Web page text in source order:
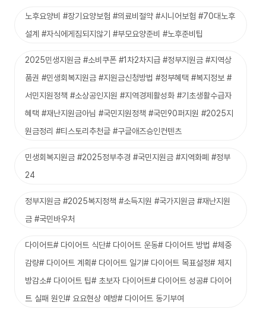
노후요양비 #장기요양보험 #의료비절약 #시니어보험 #70대노후
설계 #자식에게짐되지않기 #부모요양준비 #노후준비팁
2025민생지원금 #소비쿠폰 #1차2차지급 #정부지원금 #지역상
품권 #민생회복지원금 #지원금신청방법 #정부혜택 #복지정보 #
서민지원정책 #소상공인지원 #지역경제활성화 #기초생활수급자
혜택 #재난지원금아님 #국민지원정책 #국민90퍼지원 #2025지
원금정리 #티스토리추천글 #구글애즈승인컨텐츠
민생회복지원금 #2025정부추경 #국민지원금 #지역화폐 #정부
24
정부지원금 #2025복지정책 #소득지원 #국가지원금 #재난지원
금 #국민바우처
다이어트# 다이어트 식단# 다이어트 운동# 다이어트 방법 #체중
감량# 다이어트 계획# 다이어트 일기# 다이어트 목표설정# 체지
방감소# 다이어트 팁# 초보자 다이어트# 다이어트 성공# 다이어
트 실패 원인# 요요현상 예방# 다이어트 동기부여